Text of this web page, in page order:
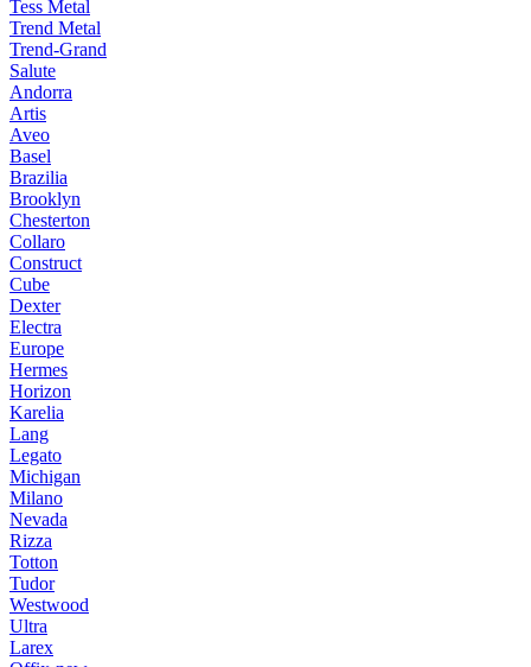
Tess Metal
Trend Metal
Trend-Grand
Salute
Andorra
Artis
Aveo
Basel
Brazilia
Brooklyn
Chesterton
Collaro
Construct
Cube
Dexter
Electra
Europe
Hermes
Horizon
Karelia
Lang
Legato
Michigan
Milano
Nevada
Rizza
Totton
Tudor
Westwood
Ultra
Larex